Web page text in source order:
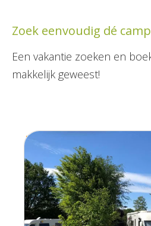
Zoek eenvoudig dé
Een vakantie zoeken en
makkelijk geweest!